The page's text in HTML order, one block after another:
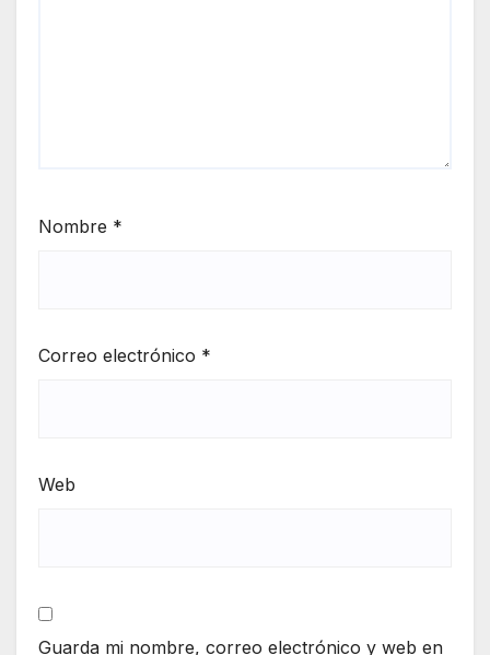
Nombre *
Correo electrónico *
Web
Guarda mi nombre, correo electrónico y web en